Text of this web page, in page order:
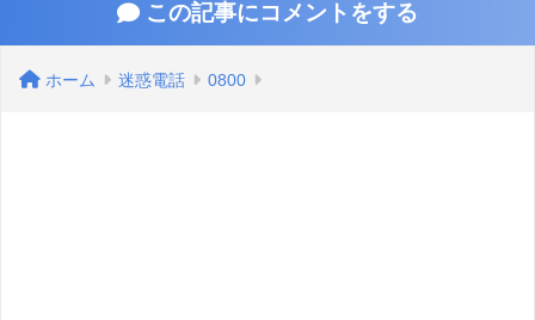
この記事にコメントをする
ホーム 迷惑電話 0800